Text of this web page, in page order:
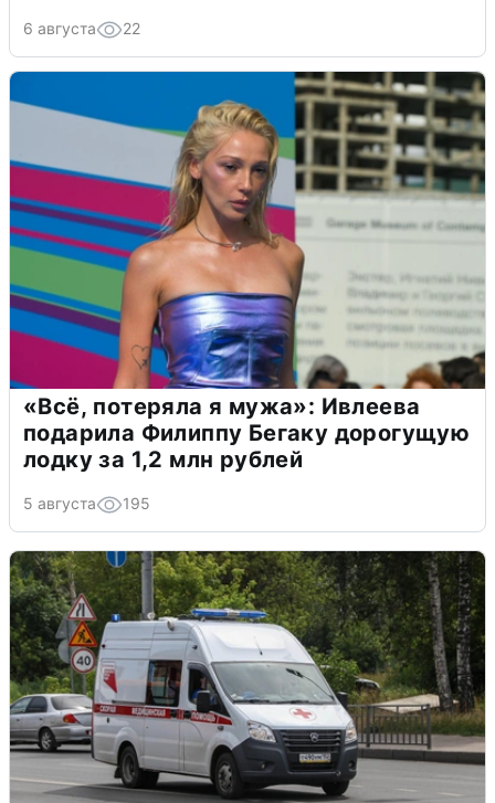
6 августа 22
«Всё, потеряла я мужа»: Ивлеева
подарила Филиппу Бегаку дорогущую
лодку за 1,2 млн рублей
5 августа 195